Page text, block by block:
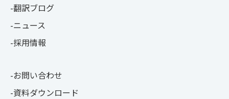
翻訳ブログ
ニュース
採用情報
お問い合わせ
資料ダウンロード